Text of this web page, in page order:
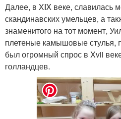
Далее, в XIX веке, славилась
скандинавских умельцев, а
знаменитого на тот момент,
плетеные камышовые стулья,
был огромный спрос в Xvii
голландцев.